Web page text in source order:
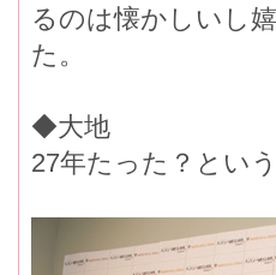
るのは懐かしいし
た。
◆大地
27年たった？とい